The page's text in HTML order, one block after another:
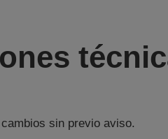
sin previo aviso.